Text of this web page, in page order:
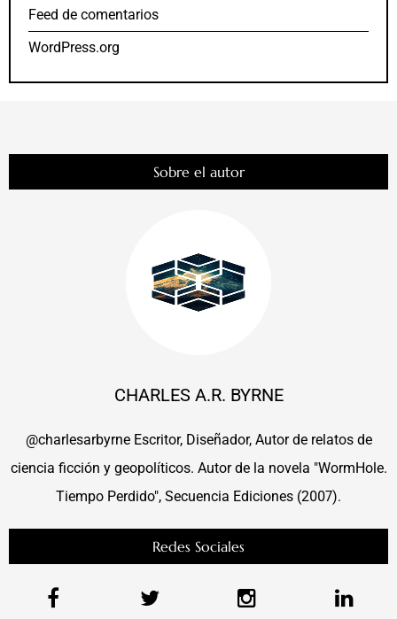
Feed de comentarios
WordPress.org
Sobre el autor
CHARLES A.R. BYRNE
@charlesarbyrne Escritor, Diseñador, Autor de relatos de
ciencia ficción y geopolíticos. Autor de la novela "WormHole.
Tiempo Perdido", Secuencia Ediciones (2007).
Redes Sociales